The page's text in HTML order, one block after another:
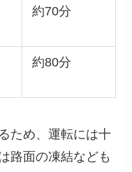
約70分
約80分
ため、運転には十
路面の凍結なども